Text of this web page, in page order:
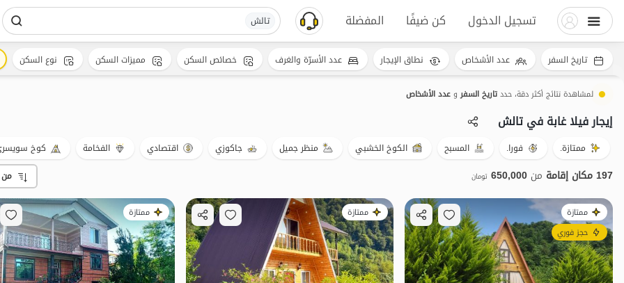
تسجيل الدخول كن ضيفًا المفضلة تالش
لمشاهدة نتائج أكثر دقة، حددتاريخ السفروعدد الأشخاص
إيجار فيلا غابة في تالش
ممتازة. فورا. المسبح الكوخ الخشبي منظر جميل جاكوزي اقتصادي الفخامة كوخ
197 مكان إقامة من 650,000 تومان
ممتازة
حجز فوري
ممتازة ممتازة
تاريخ السفر عدد الأشخاص نطاق الإيجار عدد الأسرّة والغرف خصائص السكن مميزات السكن نوع السكن